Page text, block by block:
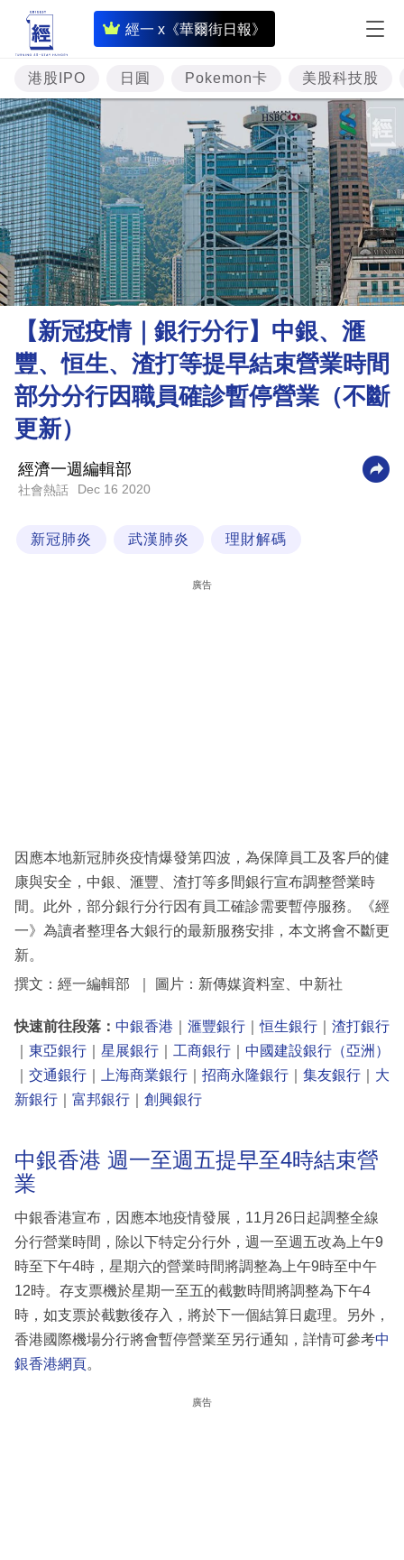
經一 x《華爾街日報》
即
時
財
經
題
投
資
樓
市
理
財
商
業
職
港股IPO 日圓 Pokemon卡 美股科技股
【新冠疫情｜銀行分行】中銀、滙
豐、恒生、渣打等提早結束營業時間
部分分行因職員確診暫停營業（不斷
更新）
經濟一週編輯部
社會熱話 Dec 16 2020
新冠肺炎 武漢肺炎 理財解碼
廣告
因應本地新冠肺炎疫情爆發第四波，為保障員工及客戶的健
康與安全，中銀、滙豐、渣打等多間銀行宣布調整營業時
間。此外，部分銀行分行因有員工確診需要暫停服務。《經
一》為讀者整理各大銀行的最新服務安排，本文將會不斷更
新。
撰文：經一編輯部 ｜ 圖片：新傳媒資料室、中新社
快速前往段落： 中銀香港 滙豐銀行 ｜恒生銀行
渣打銀行
東亞銀行 星展銀行 工商銀行
中國建設銀行（亞洲）
交通銀行 上海商業銀行 招商永隆銀行 集友銀行
大
新銀行
富邦銀行 創興銀行
中銀香港 週一至週五提早至4時結束營
業
中銀香港宣布，因應本地疫情發展，11月26日起調整全線
分行營業時間，除以下特定分行外，週一至週五改為上午9
時至下午4時，星期六的營業時間將調整為上午9時至中午
12時。存支票機於星期一至五的截數時間將調整為下午4
時，如支票於截數後存入，將於下一個結算日處理。另外，
香港國際機場分行將會暫停營業至另行通知，詳情可參考中
銀香港網頁。
廣告